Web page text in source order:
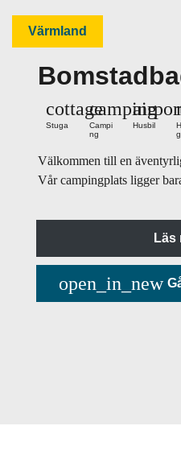
Värmland
cottage
Stuga
camping
Campi
ng
Husbil
Välkommen till en
Vår campingplats ligger
Läs
open_in_new